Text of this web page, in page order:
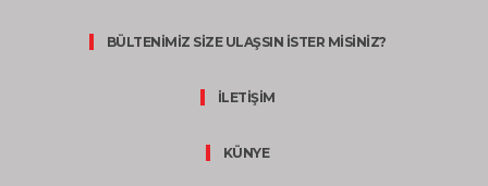
BÜLTENİMİZ SİZE ULAŞSIN İSTER MİSİNİZ?
İLETİŞİM
KÜNYE